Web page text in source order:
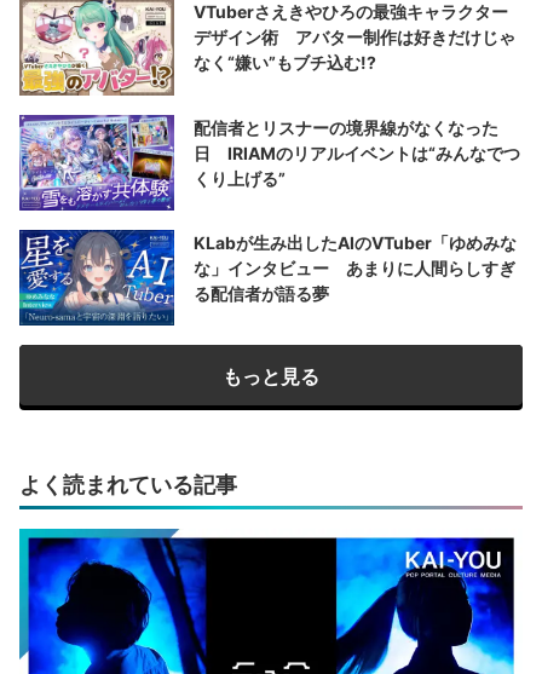
VTuberさえきやひろの最強キャラクター
デザイン術 アバター制作は好きだけじゃ
なく“嫌い”もブチ込む!?
配信者とリスナーの境界線がなくなった
日 IRIAMのリアルイベントは“みんなでつ
くり上げる”
KLabが生み出したAIのVTuber「ゆめみな
な」インタビュー あまりに人間らしすぎ
る配信者が語る夢
もっと見る
よく読まれている記事